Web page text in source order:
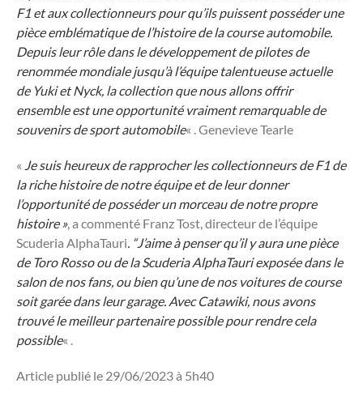
F1 et aux collectionneurs pour qu’ils puissent posséder une
pièce emblématique de l’histoire de la course automobile.
Depuis leur rôle dans le développement de pilotes de
renommée mondiale jusqu’à l’équipe talentueuse actuelle
de Yuki et Nyck, la collection que nous allons offrir
ensemble est une opportunité vraiment remarquable de
souvenirs de sport automobile« . Genevieve Tearle
« Je suis heureux de rapprocher les collectionneurs de F1 de
la riche histoire de notre équipe et de leur donner
l’opportunité de posséder un morceau de notre propre
histoire », a commenté Franz Tost, directeur de l’équipe
Scuderia AlphaTauri. “J’aime à penser qu’il y aura une pièce
de Toro Rosso ou de la Scuderia AlphaTauri exposée dans le
salon de nos fans, ou bien qu’une de nos voitures de course
soit garée dans leur garage. Avec Catawiki, nous avons
trouvé le meilleur partenaire possible pour rendre cela
possible« .
Article publié le 29/06/2023 à 5h40